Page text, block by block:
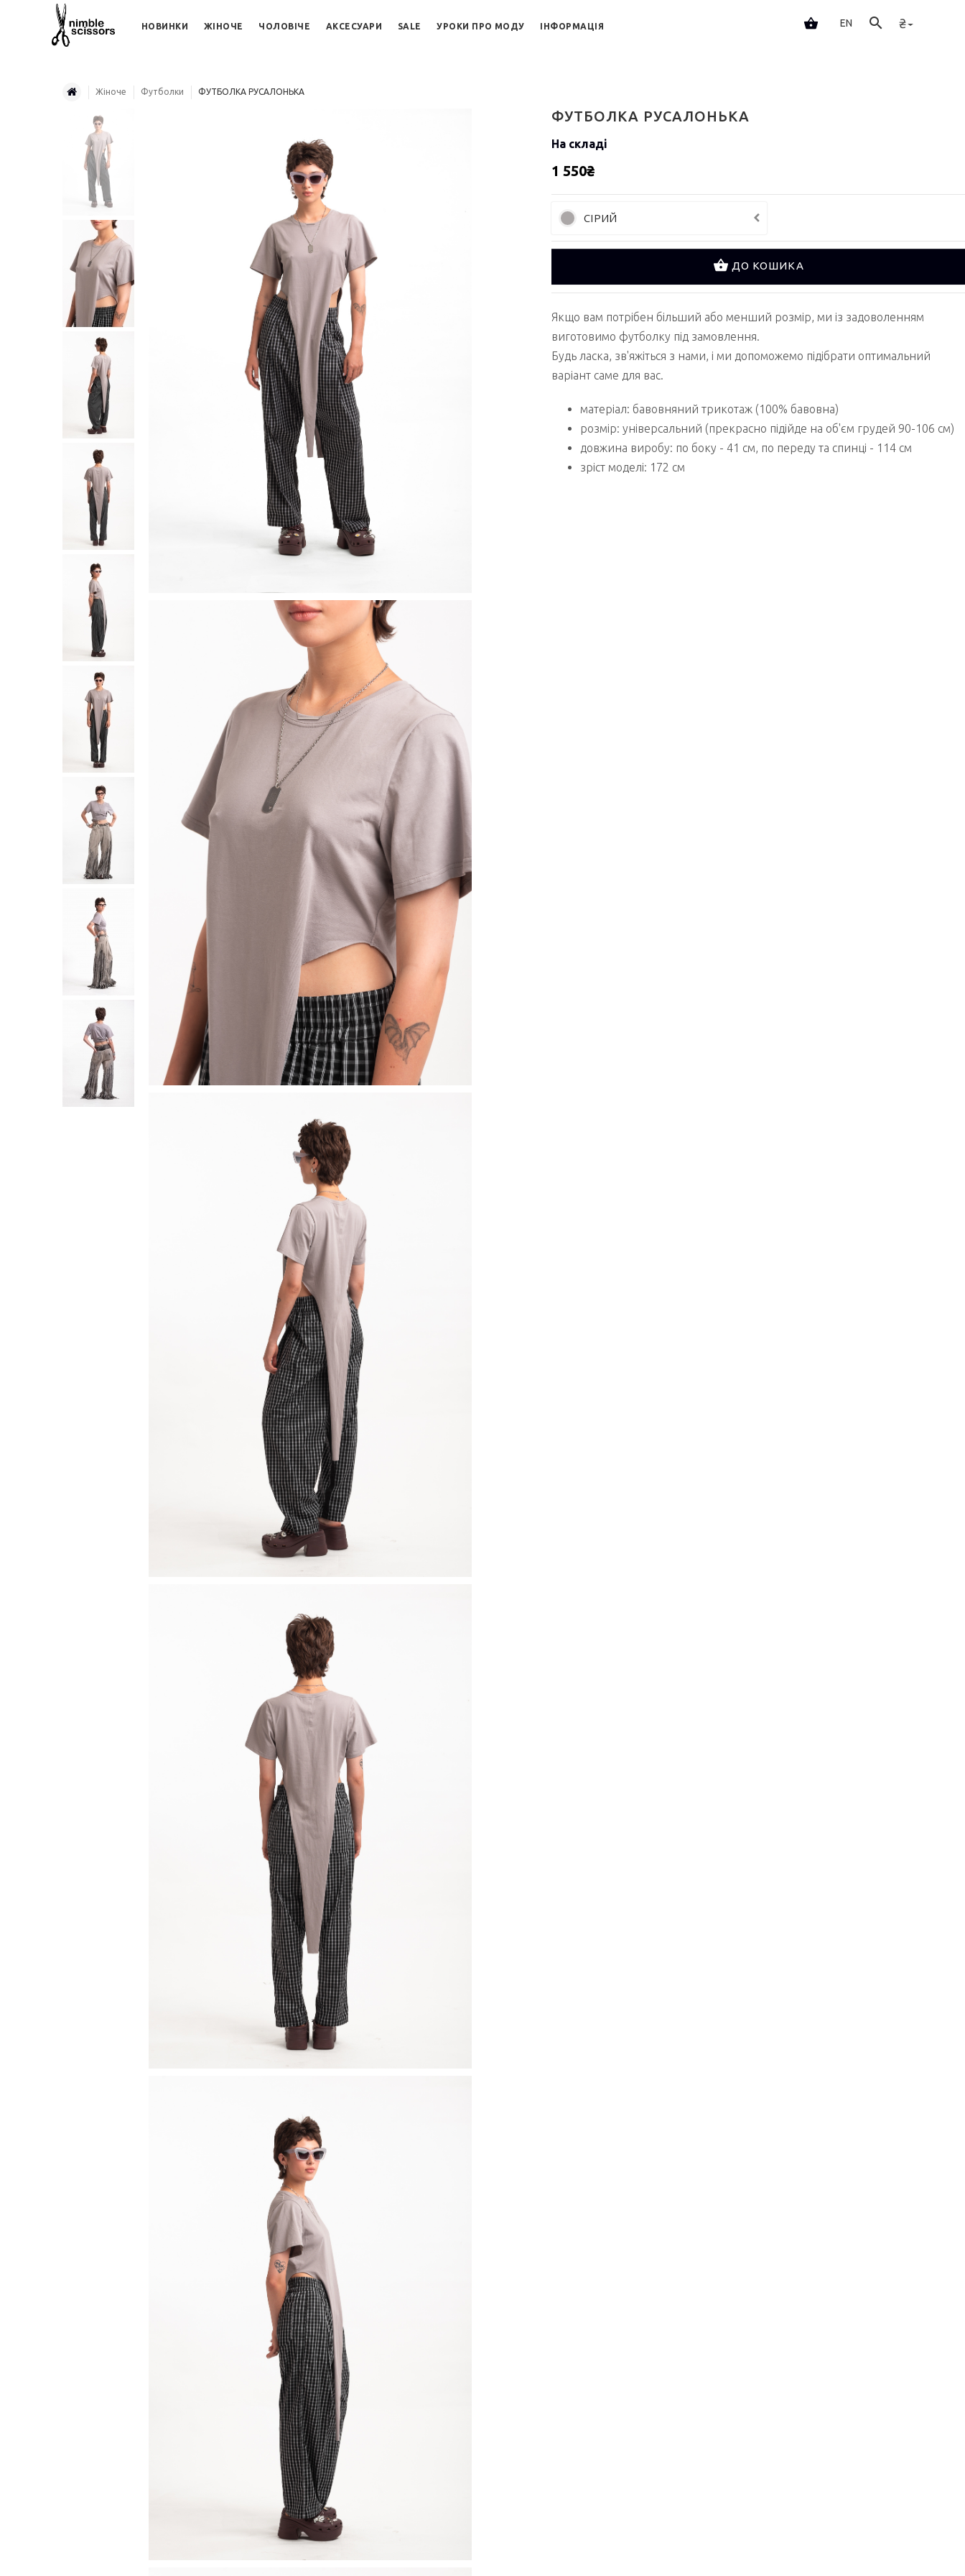
НОВИНКИ ЖІНОЧЕ ЧОЛОВІЧЕ АКСЕСУАРИ SALE УРОКИ ПРО МОДУ ІНФОРМАЦІЯ ₴
EN
Жіноче Футболки ФУТБОЛКА РУСАЛОНЬКА
ФУТБОЛКА РУСАЛОНЬКА
На складі
1 550₴
СІРИЙ
ДО КОШИКА
Якщо вам потрібен більший або менший розмір, ми із задоволенням
виготовимо футболку під замовлення.
Будь ласка, зв'яжіться з нами, і ми допоможемо підібрати оптимальний
варіант саме для вас.
матеріал: бавовняний трикотаж (100% бавовна)
розмір: універсальний (прекрасно підійде на об'єм грудей 90-106 см)
довжина виробу: по боку - 41 см, по переду та спинці - 114 см
зріст моделі: 172 см